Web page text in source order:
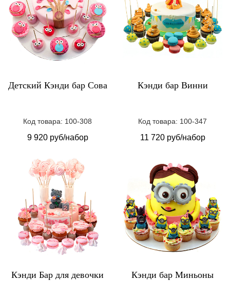
Детский Кэнди бар Сова
Код товара: 100-308
9 920 руб/набор
Кэнди бар Винни
Код товара: 100-347
11 720 руб/набор
Кэнди Бар для девочки
Кэнди бар Миньоны